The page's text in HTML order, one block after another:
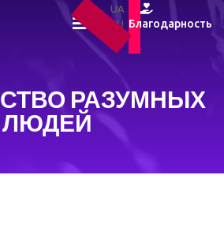
UA
RU Благодарность
РАЗУМНЫХ
ЛЮДЕЙ